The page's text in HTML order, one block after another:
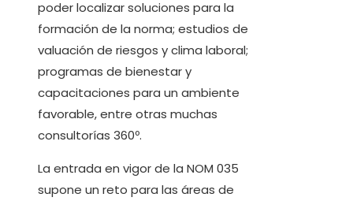
poder localizar soluciones para la
formación de la norma; estudios de
valuación de riesgos y clima laboral;
programas de bienestar y
capacitaciones para un ambiente
favorable, entre otras muchas
consultorías 360º.
La entrada en vigor de la NOM 035
supone un reto para las áreas de